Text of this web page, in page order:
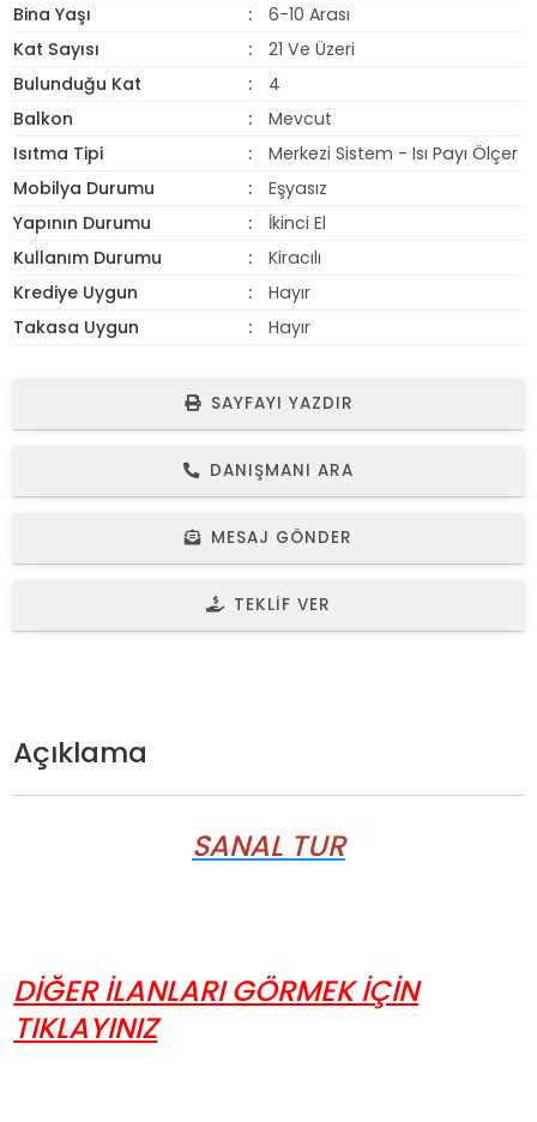
Bina Yaşı
6-10 Arası
Kat Sayısı
21 Ve Üzeri
Bulunduğu Kat
4
Balkon
Mevcut
Isıtma Tipi
Merkezi Sistem - Isı Payı Ölçer
Mobilya Durumu
Eşyasız
Yapının Durumu
İkinci El
Kullanım Durumu
Kiracılı
Krediye Uygun
Hayır
Takasa Uygun
Hayır
SAYFAYI YAZDIR
DANIŞMANI ARA
MESAJ GÖNDER
TEKLIF VER
Açıklama
SANAL TUR
DİĞER İLANLARI GÖRMEK İÇİN
TIKLAYINIZ